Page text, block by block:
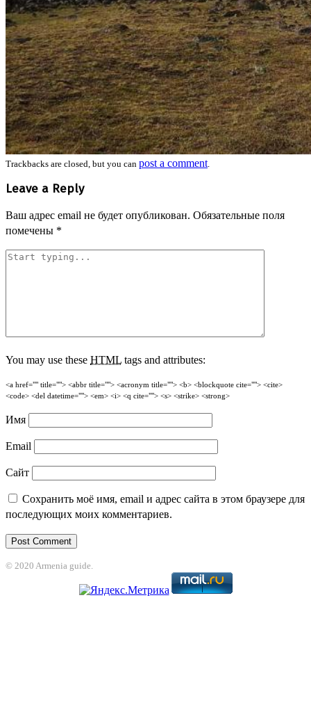
Trackbacks are closed, but you can post a comment.
Leave a Reply
Ваш адрес email не будет опубликован. Обязательные поля
помечены *
You may use these HTML tags and attributes:
<a href="" title=""> <abbr title=""> <acronym title=""> <b> <blockquote cite=""> <cite>
<code> <del datetime=""> <em> <i> <q cite=""> <s> <strike> <strong>
Имя
Email
Сайт
Сохранить моё имя, email и адрес сайта в этом браузере для
последующих моих комментариев.
© 2020 Armenia guide.